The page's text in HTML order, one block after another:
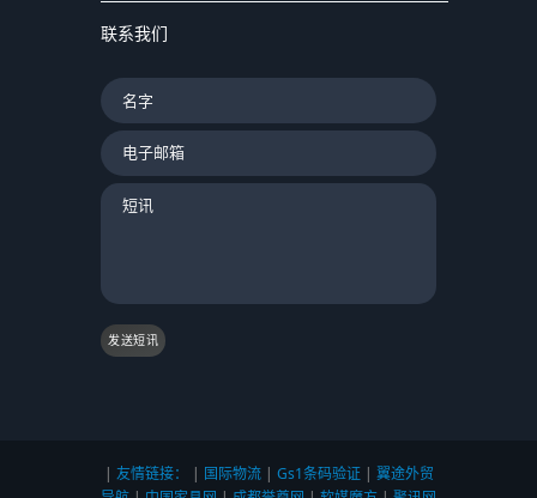
联系我们
发送短讯
| 友情链接： | 国际物流| Gs1条码验证| 翼途外贸